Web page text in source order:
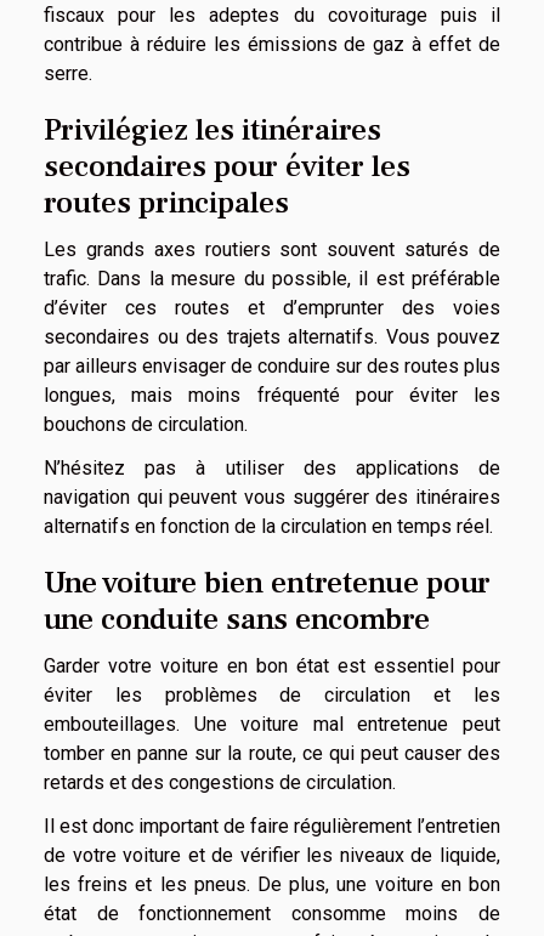
fiscaux pour les adeptes du covoiturage puis il
contribue à réduire les émissions de gaz à effet de
serre.
Privilégiez les itinéraires
secondaires pour éviter les
routes principales
Les grands axes routiers sont souvent saturés de
trafic. Dans la mesure du possible, il est préférable
d’éviter ces routes et d’emprunter des voies
secondaires ou des trajets alternatifs. Vous pouvez
par ailleurs envisager de conduire sur des routes plus
longues, mais moins fréquenté pour éviter les
bouchons de circulation.
N’hésitez pas à utiliser des applications de
navigation qui peuvent vous suggérer des itinéraires
alternatifs en fonction de la circulation en temps réel.
Une voiture bien entretenue pour
une conduite sans encombre
Garder votre voiture en bon état est essentiel pour
éviter les problèmes de circulation et les
embouteillages. Une voiture mal entretenue peut
tomber en panne sur la route, ce qui peut causer des
retards et des congestions de circulation.
Il est donc important de faire régulièrement l’entretien
de votre voiture et de vérifier les niveaux de liquide,
les freins et les pneus. De plus, une voiture en bon
état de fonctionnement consomme moins de